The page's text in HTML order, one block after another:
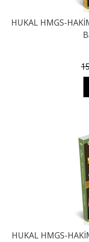
HUKAL HMGS-
HUKAL HMGS-